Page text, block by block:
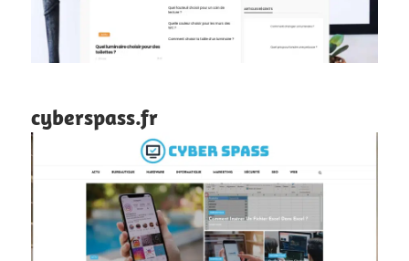
cyberspass.fr